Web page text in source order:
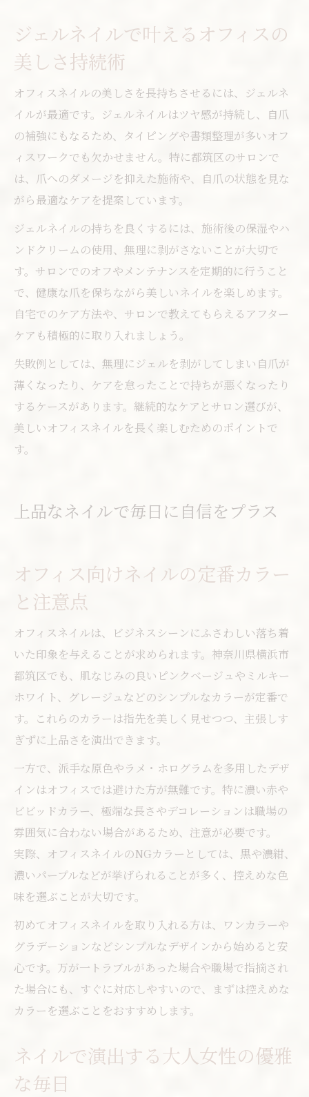
ジェルネイルで叶えるオフィスの
美しさ持続術
オフィスネイルの美しさを長持ちさせるには、ジェルネ
イルが最適です。ジェルネイルはツヤ感が持続し、自爪
の補強にもなるため、タイピングや書類整理が多いオフ
ィスワークでも欠かせません。特に都筑区のサロンで
は、爪へのダメージを抑えた施術や、自爪の状態を見な
がら最適なケアを提案しています。
ジェルネイルの持ちを良くするには、施術後の保湿やハ
ンドクリームの使用、無理に剥がさないことが大切で
す。サロンでのオフやメンテナンスを定期的に行うこと
で、健康な爪を保ちながら美しいネイルを楽しめます。
自宅でのケア方法や、サロンで教えてもらえるアフター
ケアも積極的に取り入れましょう。
失敗例としては、無理にジェルを剥がしてしまい自爪が
薄くなったり、ケアを怠ったことで持ちが悪くなったり
するケースがあります。継続的なケアとサロン選びが、
美しいオフィスネイルを長く楽しむためのポイントで
す。
上品なネイルで毎日に自信をプラス
オフィス向けネイルの定番カラー
と注意点
オフィスネイルは、ビジネスシーンにふさわしい落ち着
いた印象を与えることが求められます。神奈川県横浜市
都筑区でも、肌なじみの良いピンクベージュやミルキー
ホワイト、グレージュなどのシンプルなカラーが定番で
す。これらのカラーは指先を美しく見せつつ、主張しす
ぎずに上品さを演出できます。
一方で、派手な原色やラメ・ホログラムを多用したデザ
インはオフィスでは避けた方が無難です。特に濃い赤や
ビビッドカラー、極端な長さやデコレーションは職場の
雰囲気に合わない場合があるため、注意が必要です。
実際、オフィスネイルのNGカラーとしては、黒や濃紺、
濃いパープルなどが挙げられることが多く、控えめな色
味を選ぶことが大切です。
初めてオフィスネイルを取り入れる方は、ワンカラーや
グラデーションなどシンプルなデザインから始めると安
心です。万が一トラブルがあった場合や職場で指摘され
た場合にも、すぐに対応しやすいので、まずは控えめな
カラーを選ぶことをおすすめします。
ネイルで演出する大人女性の優雅
な毎日